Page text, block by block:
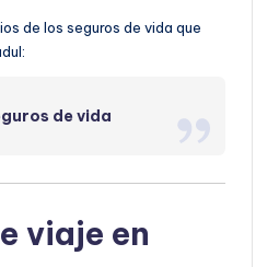
de los seguros de vida que
de vida
viaje en